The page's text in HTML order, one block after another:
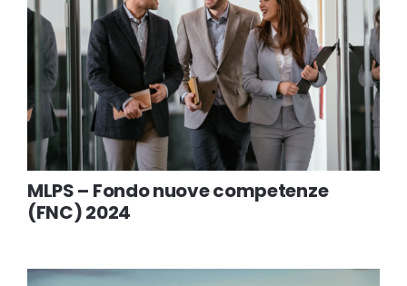
MLPS – Fondo nuove competenze
(FNC) 2024